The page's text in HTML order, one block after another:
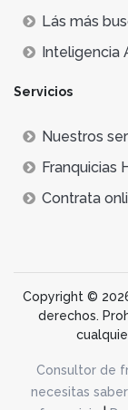
Lás más
Inteligencia
Servicios
Nuestros
Franquicias
Contrata
Copyright ©
derechos.
Consultor de
necesitas saber